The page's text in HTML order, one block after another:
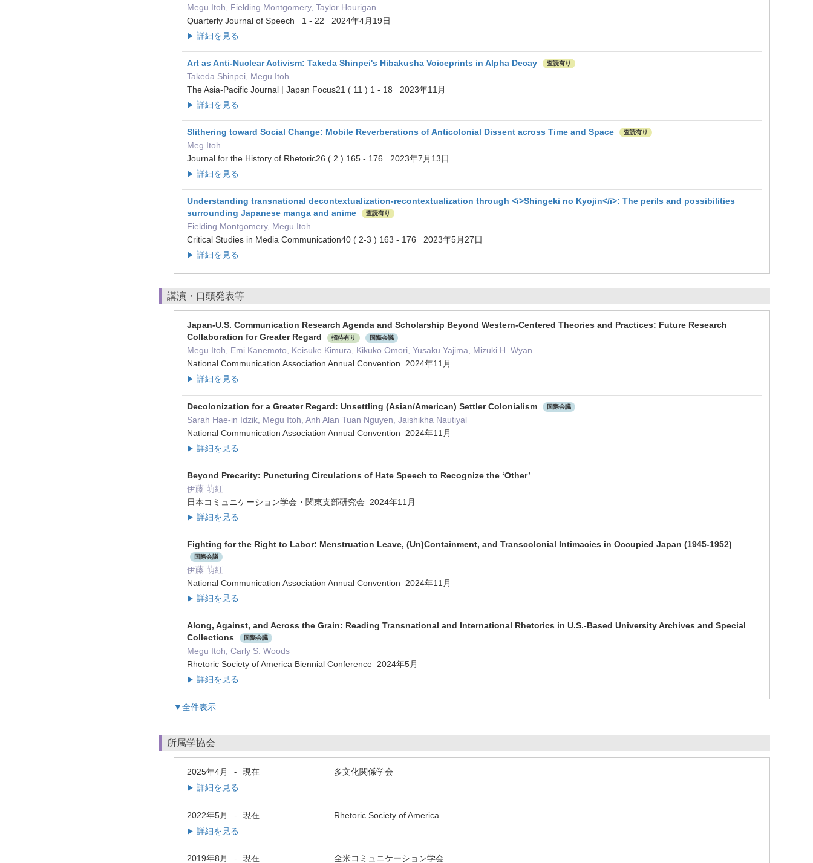
Megu Itoh, Fielding Montgomery, Taylor Hourigan
Quarterly Journal of Speech 1 - 22 2024年4月19日
▶ 詳細を見る
Art as Anti-Nuclear Activism: Takeda Shinpei's Hibakusha Voiceprints in Alpha Decay 査読有り
Takeda Shinpei, Megu Itoh
The Asia-Pacific Journal | Japan Focus21 ( 11 ) 1 - 18 2023年11月
▶ 詳細を見る
Slithering toward Social Change: Mobile Reverberations of Anticolonial Dissent across Time and Space 査読有り
Meg Itoh
Journal for the History of Rhetoric26 ( 2 ) 165 - 176 2023年7月13日
▶ 詳細を見る
Understanding transnational decontextualization-recontextualization through <i>Shingeki no Kyojin</i>: The perils and possibilities
surrounding Japanese manga and anime
査読有り
Fielding Montgomery, Megu Itoh
Critical Studies in Media Communication40 ( 2-3 ) 163 - 176 2023年5月27日
▶ 詳細を見る
講演・口頭発表等
Japan-U.S. Communication Research Agenda and Scholarship Beyond Western-Centered Theories and Practices: Future Research
Collaboration for Greater Regard
招待有り 国際会議
Megu Itoh, Emi Kanemoto, Keisuke Kimura, Kikuko Omori, Yusaku Yajima, Mizuki H. Wyan
National Communication Association Annual Convention 2024年11月
▶ 詳細を見る
Decolonization for a Greater Regard: Unsettling (Asian/American) Settler Colonialism 国際会議
Sarah Hae-in Idzik, Megu Itoh, Anh Alan Tuan Nguyen, Jaishikha Nautiyal
National Communication Association Annual Convention 2024年11月
▶ 詳細を見る
Beyond Precarity: Puncturing Circulations of Hate Speech to Recognize the ‘Other’
伊藤 萌紅
日本コミュニケーション学会・関東支部研究会 2024年11月
▶ 詳細を見る
Fighting for the Right to Labor: Menstruation Leave, (Un)Containment, and Transcolonial Intimacies in Occupied Japan (1945-1952)
国際会議
伊藤 萌紅
National Communication Association Annual Convention 2024年11月
▶ 詳細を見る
Along, Against, and Across the Grain: Reading Transnational and International Rhetorics in U.S.-Based University Archives and Special
Collections
国際会議
Megu Itoh, Carly S. Woods
Rhetoric Society of America Biennial Conference 2024年5月
▶ 詳細を見る
▼全件表示
所属学協会
2025年4月 - 現在 多文化関係学会
▶ 詳細を見る
2022年5月 - 現在 Rhetoric Society of America
▶ 詳細を見る
2019年8月 - 現在 全米コミュニケーション学会